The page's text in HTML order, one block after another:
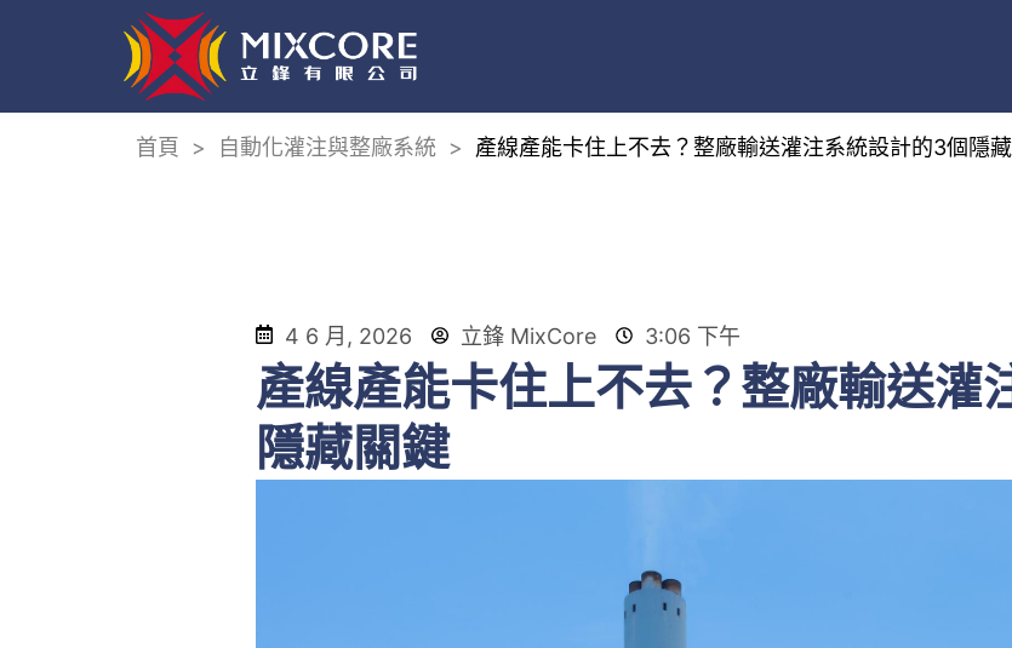
首頁 > 自動化灌注與整廠系統 > 產線產能卡住上不去？整廠輸送灌注系統設計的3個隱
4 6 月, 2026 立鋒 MixCore 3:06 下午
產線產能卡住上不去？整廠輸送灌
隱藏關鍵